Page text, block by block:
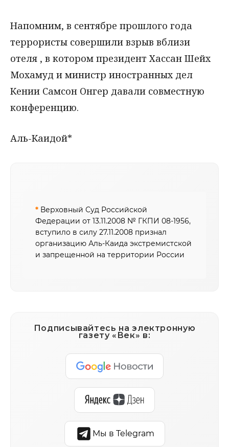
Напомним, в сентябре прошлого года
террористы совершили взрыв вблизи
отеля , в котором президент Хассан Шейх
Мохамуд и министр иностранных дел
Кении Самсон Онгер давали совместную
конференцию.
Аль-Каидой*
* Верховный Суд Российской
Федерации от 13.11.2008 № ГКПИ 08-1956,
вступило в силу 27.11.2008 признал
организацию Аль-Каида экстремистской
и запрещенной на территории России
Подписывайтесь на электронную
газету «Век» в:
Мы в Telegram